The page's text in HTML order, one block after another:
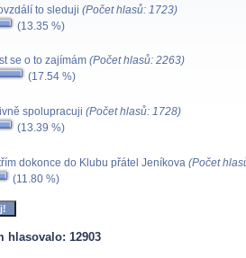
to sleduji (Počet hlasů: 1723)
(13.35 %)
se o to zajímám (Počet hlasů: 2263)
(17.54 %)
spolupracuji (Počet hlasů: 1728)
(13.39 %)
dokonce do Klubu přátel Jeníkova (Počet
(11.80 %)
hlasovalo: 12903